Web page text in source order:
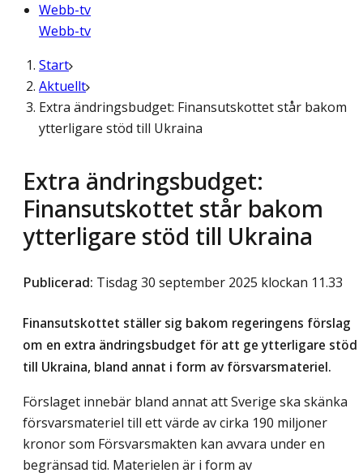
Webb-tv
Webb-tv
Start
Aktuellt
Extra ändringsbudget: Finansutskottet står bakom
ytterligare stöd till Ukraina
Extra ändringsbudget:
Finansutskottet står bakom
ytterligare stöd till Ukraina
Publicerad: Tisdag 30 september 2025 klockan 11.33
Finansutskottet ställer sig bakom regeringens förslag
om en extra ändringsbudget för att ge ytterligare stöd
till Ukraina, bland annat i form av försvarsmateriel.
Förslaget innebär bland annat att Sverige ska skänka
försvarsmateriel till ett värde av cirka 190 miljoner
kronor som Försvarsmakten kan avvara under en
begränsad tid. Materielen är i form av